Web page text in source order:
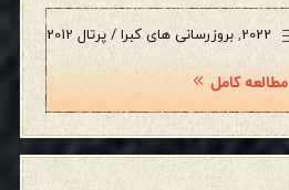
2022
, بروزرسانی های کبرا / پرتال 2012
مطالعه کامل